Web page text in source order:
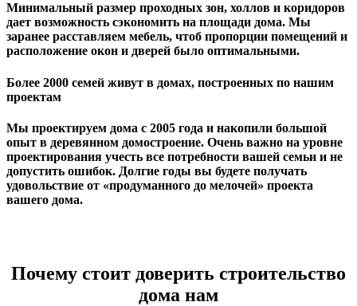
Минимальный размер проходных зон, холлов и коридоров
дает возможность сэкономить на площади дома. Мы
заранее расставляем мебель, чтоб пропорции помещений и
расположение окон и дверей было оптимальными.
Более 2000 семей живут в домах, построенных по нашим
проектам
Мы проектируем дома с 2005 года и накопили большой
опыт в деревянном домостроение. Очень важно на уровне
проектирования учесть все потребности вашей семьи и не
допустить ошибок. Долгие годы вы будете получать
удовольствие от «продуманного до мелочей» проекта
вашего дома.
Почему стоит доверить строительство
дома нам